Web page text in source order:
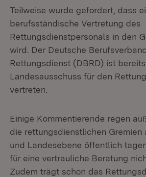
Teilweise wurde gefordert, dass
berufsständische Vertretung des
Rettungsdienstpersonals in den
wird. Der Deutsche Berufsverband
Rettungsdienst (DBRD) ist
Landesausschuss für den
vertreten.
Einige Kommentierende regen
die rettungsdienstlichen Gremien
und Landesebene öffentlich
für eine vertrauliche Beratung
Zudem trägt schon das